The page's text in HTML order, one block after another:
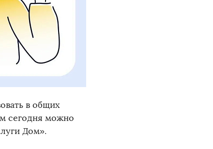
в общих
сегодня можно
Дом».